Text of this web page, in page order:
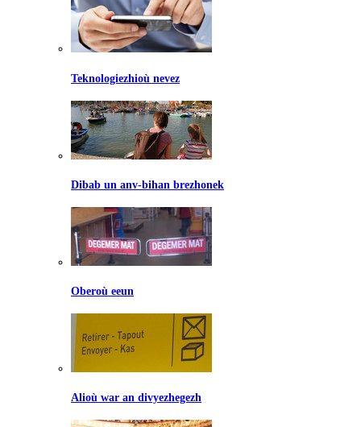
Teknologiezhioù nevez
Dibab un anv-bihan brezhonek
Oberoù eeun
Alioù war an divyezhegezh